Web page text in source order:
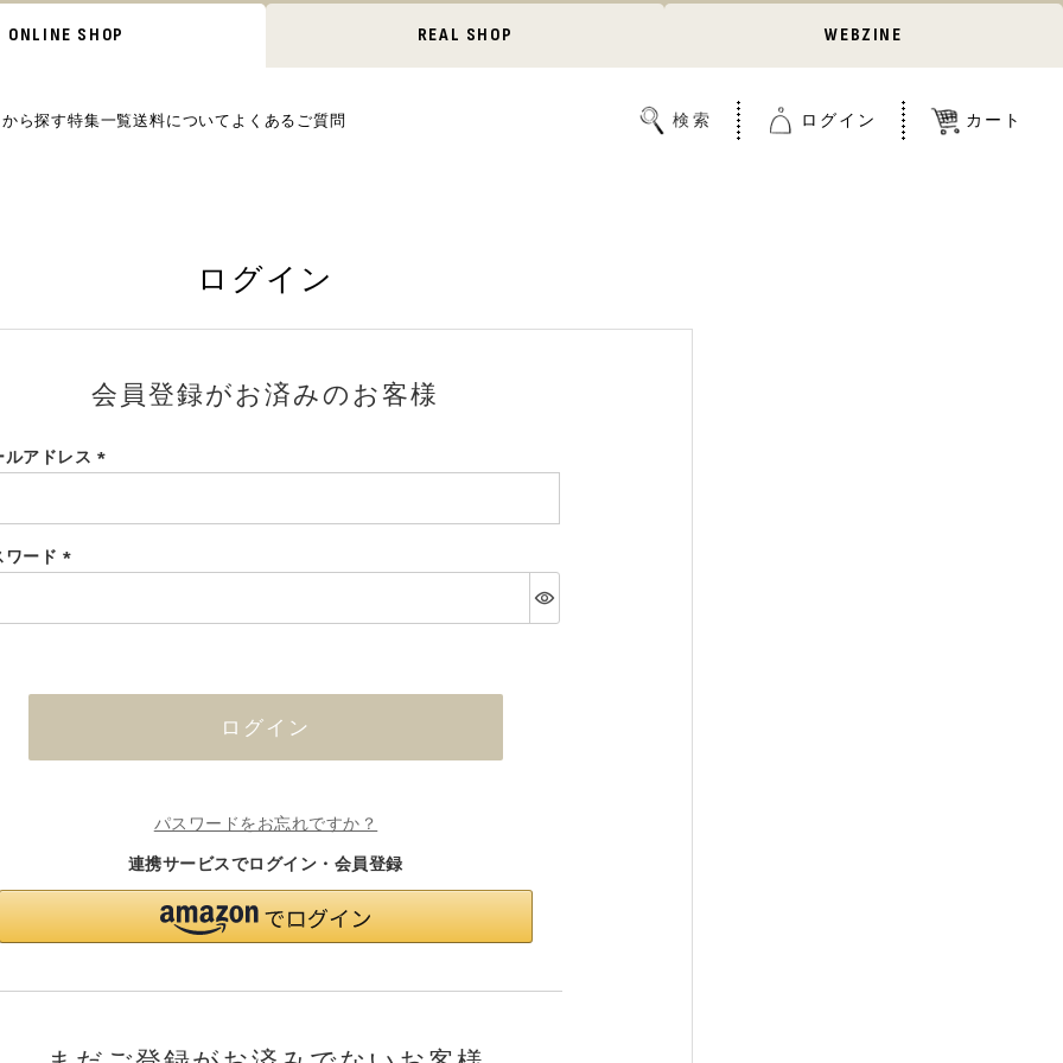
ONLINE SHOP REAL SHOP WEBZINE
ら探す特集一覧送料について よくあるご質問
ログイン
会員登録がお済みのお客様
ルアドレス
須)
ワード
須)
ログイン
パスワードをお忘れですか？
連携サービスでログイン・会員登録